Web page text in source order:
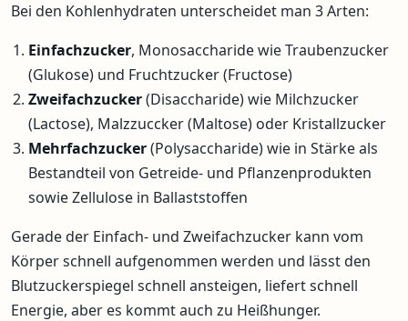
Bei den Kohlenhydraten unterscheidet man 3 Arten:
Einfachzucker, Monosaccharide wie Traubenzucker
(Glukose) und Fruchtzucker (Fructose)
Zweifachzucker(Disaccharide) wie Milchzucker
(Lactose), Malzzuccker (Maltose) oder Kristallzucker
Mehrfachzucker(Polysaccharide) wie in Stärke als
Bestandteil von Getreide- und Pflanzenprodukten
sowie Zellulose in Ballaststoffen
Gerade der Einfach- und Zweifachzucker kann vom
Körper schnell aufgenommen werden und lässt den
Blutzuckerspiegel schnell ansteigen, liefert schnell
Energie, aber es kommt auch zu Heißhunger.